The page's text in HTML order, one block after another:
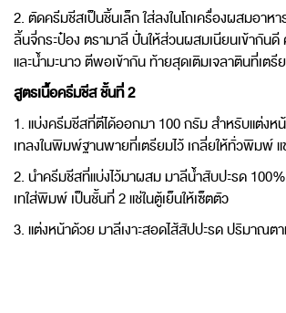
2. ตัดครีมชีสเป็นชิ้นเล็ก ใส่ลงในโถเครื่องผสมอาห
ลิ้นจี่กระป๋อง ตรามาลี ปั่นให้ส่วนผสมเนียนเข้ากัน
และน้ำมะนาว ตีพอเข้ากัน ท้ายสุดเติมเจลาตินที่เตรี
สูตรเนื้อครีมชีส ชั้นที่ 2
1. แบ่งครีมชีสที่ตีได้ออกมา 100 กรัม สำหรับแต่งห
เทลงในพิมพ์ฐานพายที่เตรียมไว้ เกลี่ยให้ทั่วพิมพ์ แ
2. นำครีมชีสที่แบ่งไว้มาผสม มาลีน้ำสับปะรด 100%
เทใส่พิมพ์ เป็นชั้นที่ 2 แช่ในตู้เย็นให้เซ็ตตัว
3. แต่งหน้าด้วย มาลีเงาะสอดไส้สัปปะรด ปริมาณต